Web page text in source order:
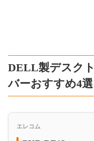
DELL製デスク
バーおすすめ4選
エレコム